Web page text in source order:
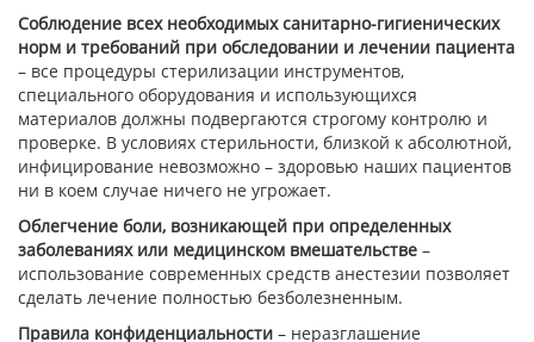
Соблюдение всех необходимых санитарно-гигиенических
норм и требований при обследовании и лечении пациента
– все процедуры стерилизации инструментов,
специального оборудования и использующихся
материалов должны подвергаются строгому контролю и
проверке. В условиях стерильности, близкой к абсолютной,
инфицирование невозможно – здоровью наших пациентов
ни в коем случае ничего не угрожает.
Облегчение боли, возникающей при определенных
заболеваниях или медицинском вмешательстве –
использование современных средств анестезии позволяет
сделать лечение полностью безболезненным.
Правила конфиденциальности – неразглашение